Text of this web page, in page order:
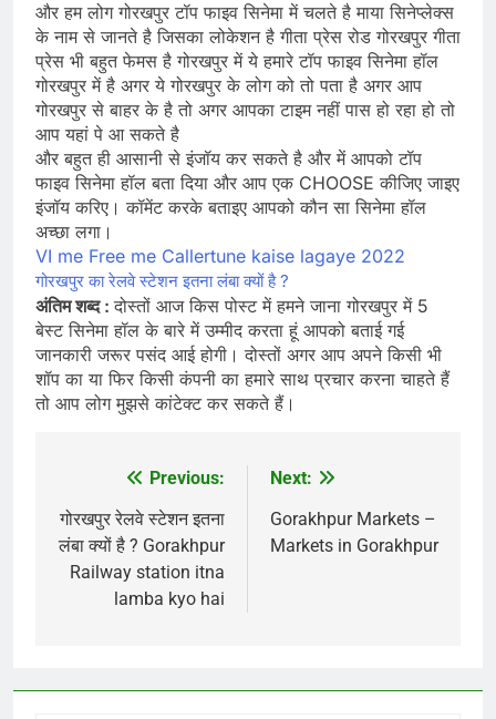
और हम लोग गोरखपुर टॉप फाइव सिनेमा में चलते है माया सिनेप्लेक्स
के नाम से जानते है जिसका लोकेशन है गीता प्रेस रोड गोरखपुर गीता
प्रेस भी बहुत फेमस है गोरखपुर में ये हमारे टॉप फाइव सिनेमा हॉल
गोरखपुर में है अगर ये गोरखपुर के लोग को तो पता है अगर आप
गोरखपुर से बाहर के है तो अगर आपका टाइम नहीं पास हो रहा हो तो
आप यहां पे आ सकते है
और बहुत ही आसानी से इंजॉय कर सकते है और में आपको टॉप
फाइव सिनेमा हॉल बता दिया और आप एक CHOOSE कीजिए जाइए
इंजॉय करिए। कॉमेंट करके बताइए आपको कौन सा सिनेमा हॉल
अच्छा लगा।
VI me Free me Callertune kaise lagaye 2022
गोरखपुर का रेलवे स्टेशन इतना लंबा क्यों है ?
अंतिम शब्द :दोस्तों आज किस पोस्ट में हमने जाना गोरखपुर में 5
बेस्ट सिनेमा हॉल के बारे में उम्मीद करता हूं आपको बताई गई
जानकारी जरूर पसंद आई होगी। दोस्तों अगर आप अपने किसी भी
शॉप का या फिर किसी कंपनी का हमारे साथ प्रचार करना चाहते हैं
तो आप लोग मुझसे कांटेक्ट कर सकते हैं।
navigation
Previous:
गोरखपुर रेलवे स्टेशन इतना
लंबा क्यों है ? Gorakhpur
Railway station itna
lamba kyo hai
Next:
Gorakhpur Markets –
Markets in Gorakhpur